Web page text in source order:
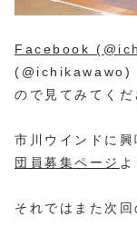
Facebook
(@ichikawawo)
ので見てみてくだ
市川ウインドに
団員募集ページ
それではまた次